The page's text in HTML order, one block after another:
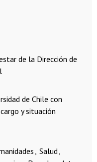
de la Dirección de
de Chile con
y situación
Salud